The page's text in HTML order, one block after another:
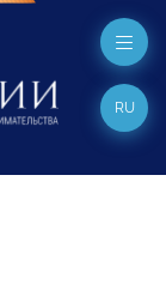
RU